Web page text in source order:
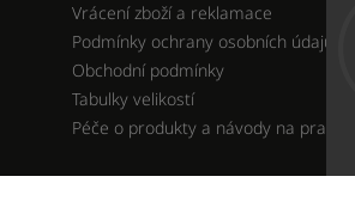
Vrácení zboží a reklamace
Podmínky ochrany osobních údajů
Obchodní podmínky
Tabulky velikostí
Péče o produkty a návody na praní